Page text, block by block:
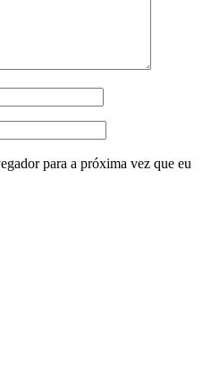
para a próxima vez que eu